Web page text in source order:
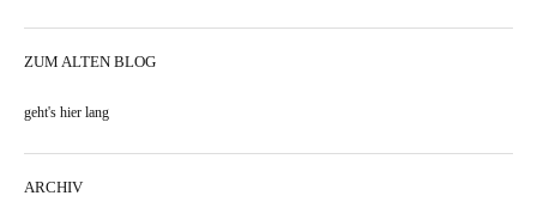
ZUM ALTEN BLOG
geht's hier lang
ARCHIV